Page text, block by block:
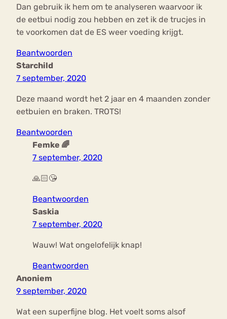
Dan gebruik ik hem om te analyseren waarvoor ik
de eetbui nodig zou hebben en zet ik de trucjes in
te voorkomen dat de ES weer voeding krijgt.
Beantwoorden
Starchild
7 september, 2020
Deze maand wordt het 2 jaar en 4 maanden zonder
eetbuien en braken. TROTS!
Beantwoorden
Femke 🌈
7 september, 2020
🙏🏻😘
Beantwoorden
Saskia
7 september, 2020
Wauw! Wat ongelofelijk knap!
Beantwoorden
Anoniem
9 september, 2020
Wat een superfijne blog. Het voelt soms alsof